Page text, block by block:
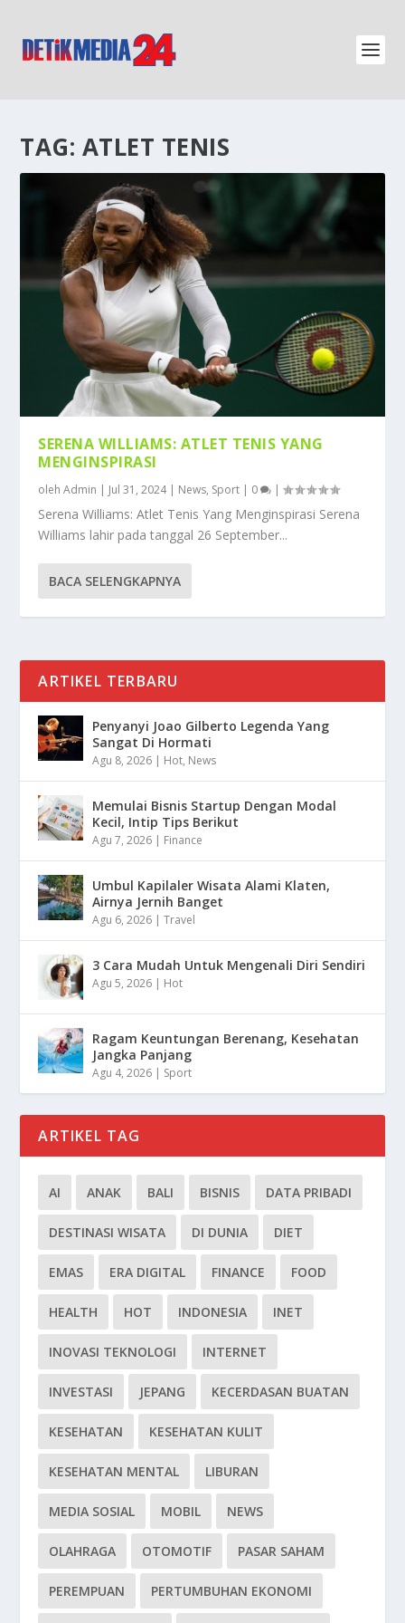
TAG: ATLET TENIS
SERENA WILLIAMS: ATLET TENIS YANG
MENGINSPIRASI
olehAdmin | Jul 31, 2024| News, Sport | 0 |
Serena Williams: Atlet Tenis Yang Menginspirasi Serena
Williams lahir pada tanggal 26 September...
BACA SELENGKAPNYA
ARTIKEL TERBARU
Penyanyi Joao Gilberto Legenda Yang
Sangat Di Hormati
Agu 8, 2026 | Hot, News
Memulai Bisnis Startup Dengan Modal
Kecil, Intip Tips Berikut
Agu 7, 2026 | Finance
Umbul Kapilaler Wisata Alami Klaten,
Airnya Jernih Banget
Agu 6, 2026 |Travel
3 Cara Mudah Untuk Mengenali Diri Sendiri
Agu 5, 2026 | Hot
Ragam Keuntungan Berenang, Kesehatan
Jangka Panjang
Agu 4, 2026 | Sport
ARTIKEL TAG
AI ANAK BALI BISNIS DATA PRIBADI
DESTINASI WISATA DI DUNIA DIET
EMAS ERA DIGITAL FINANCE FOOD
HEALTH HOT INDONESIA INET
INOVASI TEKNOLOGI INTERNET
INVESTASI JEPANG KECERDASAN BUATAN
KESEHATAN KESEHATAN KULIT
KESEHATAN MENTAL LIBURAN
MEDIA SOSIAL MOBIL NEWS
OLAHRAGA OTOMOTIF PASAR SAHAM
PEREMPUAN PERTUMBUHAN EKONOMI